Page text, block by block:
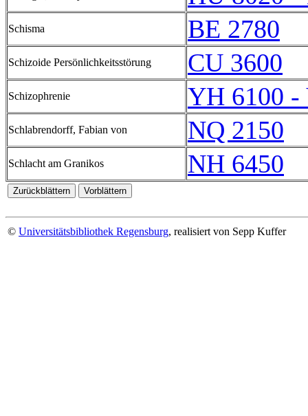
Schisma BE 2780
Schizoide Persönlichkeitsstörung CU 3600
Schizophrenie YH 6100 -
Schlabrendorff, Fabian von NQ 2150
Schlacht am Granikos NH 6450
© Universitätsbibliothek Regensburg, realisiert von Sepp Kuffer